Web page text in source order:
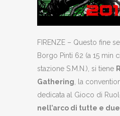
FIRENZE – Questo fine
Borgo Pinti 62 (a 15 min
stazione S.M.N.), si tiene
Gathering , la
dedicata al Gioco di
nell’arco di tutte e